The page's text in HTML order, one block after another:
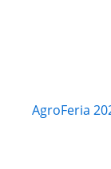
AgroFeria